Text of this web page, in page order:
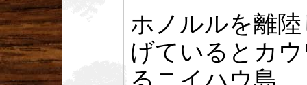
ホノルルを離
げているとカ